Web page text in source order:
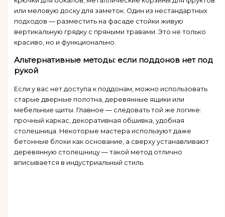
или меловую доску для заметок. Один из нестандартных
подходов — разместить на фасаде стойки живую
вертикальную грядку с пряными травами. Это не только
красиво, но и функционально.
Альтернативные методы: если поддонов нет под
рукой
Если у вас нет доступа к поддонам, можно использовать
старые дверные полотна, деревянные ящики или
мебельные щиты. Главное — следовать той же логике:
прочный каркас, декоративная обшивка, удобная
столешница. Некоторые мастера используют даже
бетонные блоки как основание, а сверху устанавливают
деревянную столешницу — такой метод отлично
вписывается в индустриальный стиль.